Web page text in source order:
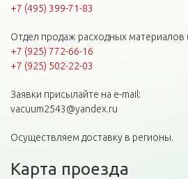
+7 (495) 399-71-83
Отдел продаж расходных материалов
+7 (925) 772-66-16
+7 (925) 502-22-03
Заявки присылайте на e-mail:
vacuum2543@yandex.ru
Осуществляем доставку в регионы.
Карта проезда